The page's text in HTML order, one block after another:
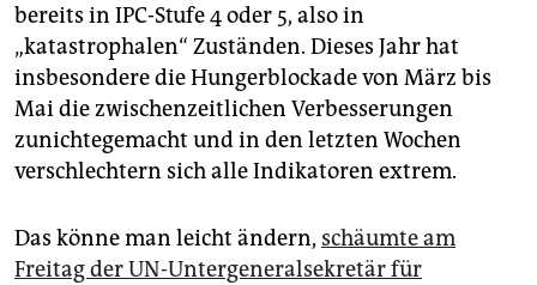
bereits in IPC-Stufe 4 oder 5, also in
„katastrophalen“ Zuständen. Dieses Jahr hat
insbesondere die Hungerblockade von März bis
Mai die zwischenzeitlichen Verbesserungen
zunichtegemacht und in den letzten Wochen
verschlechtern sich alle Indikatoren extrem.
Das könne man leicht ändern, schäumte am
Freitag der UN-Untergeneralsekretär für